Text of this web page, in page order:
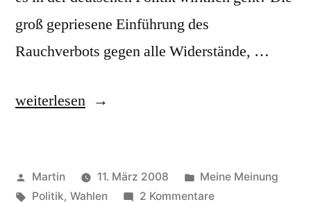
groß gepriesene Einführung des
Rauchverbots gegen alle Widerstände, …
„Die
das
weiterlesen
Veröffentlicht
von
Martin 11. März 2008
Veröffentlicht
unter
Meine Meinung
Schlagwörter:
Politik, Wahlen 2 Kommentarezu